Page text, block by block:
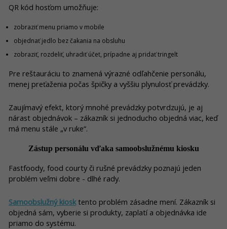
QR kód hosťom umožňuje:
zobraziť menu priamo v mobile
objednať jedlo bez čakania na obsluhu
zobraziť, rozdeliť, uhradiť účet, prípadne aj pridať tringelt
Pre reštauráciu to znamená výrazné odľahčenie personálu,
menej preťaženia počas špičky a vyššiu plynulosť prevádzky.
Zaujímavý efekt, ktorý mnohé prevádzky potvrdzujú, je aj
nárast objednávok – zákazník si jednoducho objedná viac, keď
má menu stále „v ruke“.
Zástup personálu vďaka samoobslužnému kiosku
Fastfoody, food courty či rušné prevádzky poznajú jeden
problém veľmi dobre - dlhé rady.
Samoobslužný kiosktento problém zásadne mení. Zákazník si
objedná sám, vyberie si produkty, zaplatí a objednávka ide
priamo do systému.